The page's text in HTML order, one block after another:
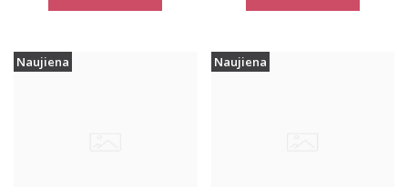
Naujiena Naujiena